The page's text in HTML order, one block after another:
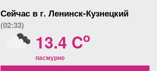
Сейчас в г. Ленинск-Кузнецкий
(02:33)
13.4 Co
пасмурно